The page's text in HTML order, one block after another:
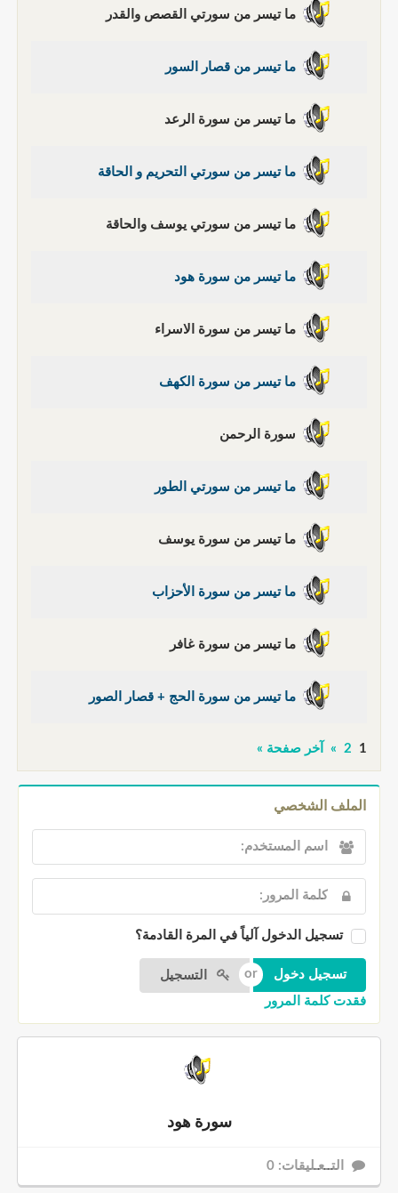
ما تيسر من سورتي القصص والقدر
ما تيسر من قصار السور
ما تيسر من سورة الرعد
ما تيسر من سورتي التحريم و الحاقة
ما تيسر من سورتي يوسف والحاقة
ما تيسر من سورة هود
ما تيسر من سورة الاسراء
ما تيسر من سورة الكهف
سورة الرحمن
ما تيسر من سورتي الطور
ما تيسر من سورة يوسف
ما تيسر من سورة الأحزاب
ما تيسر من سورة غافر
ما تيسر من سورة الحج + قصار الصور
1
2
» آخر صفحة »
الملف الشخصي
تسجيل الدخول آلياً في المرة القادمة؟
التسجيل
فقدت كلمة المرور
سورة هود
التــعـليقات: 0